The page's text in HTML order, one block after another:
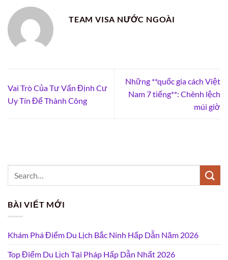
TEAM VISA NƯỚC NGOÀI
Vai Trò Của Tư Vấn Định Cư
Uy Tín Để Thành Công
Những **quốc gia cách Việt
Nam 7 tiếng**: Chênh lệch
múi giờ
BÀI VIẾT MỚI
Khám Phá Điểm Du Lịch Bắc Ninh Hấp Dẫn Năm 2026
Top Điểm Du Lịch Tại Pháp Hấp Dẫn Nhất 2026